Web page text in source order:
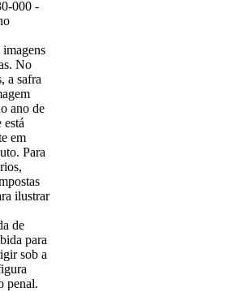
000 -
No
a safra
ano de
em
Para
ilustrar
de
para
sob a
penal.